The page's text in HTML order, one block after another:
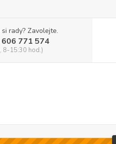
rady? Zavolejte.
771 574
8-15:30 hod.)